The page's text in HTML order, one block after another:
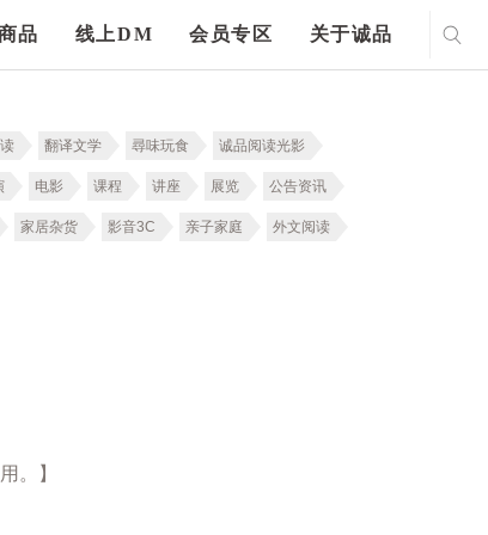
品 线上DM 会员专区 关于诚品
翻译文学 尋味玩食 诚品阅读光影
电影 课程 讲座 展览 公告资讯
家居杂货 影音3C 亲子家庭 外文阅读
。】